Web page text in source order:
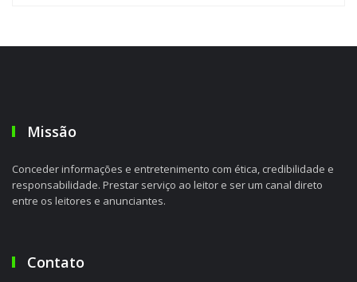
Missão
Conceder informações e entretenimento com ética, credibilidade e
responsabilidade. Prestar serviço ao leitor e ser um canal direto
entre os leitores e anunciantes.
Contato